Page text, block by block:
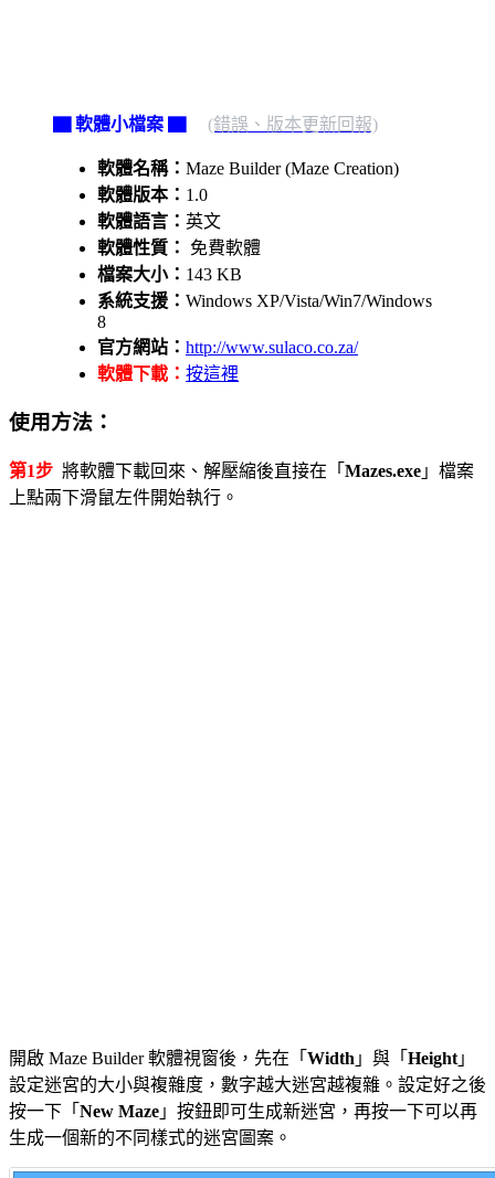
▇ 軟體小檔案 ▇ (錯誤、版本更新回報)
軟體名稱： Maze Builder (Maze Creation)
軟體版本： 1.0
軟體語言： 英文
軟體性質：
免費軟體
檔案大小： 143 KB
系統支援： Windows XP/Vista/Win7/Windows
8
官方網站： http://www.sulaco.co.za/
軟體下載： 按這裡
使用方法：
第1步 將軟體下載回來、解壓縮後直接在「 Mazes.exe 」檔案
上點兩下滑鼠左件開始執行。
開啟 Maze Builder 軟體視窗後，先在「 Width 」與「 Height 」
設定迷宮的大小與複雜度，數字越大迷宮越複雜。設定好之後
按一下「 New Maze 」按鈕即可生成新迷宮，再按一下可以再
生成一個新的不同樣式的迷宮圖案。